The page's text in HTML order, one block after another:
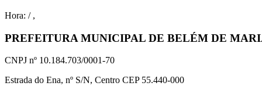
Hora: / ,
PREFEITURA MUNICIPAL DE BELÉM DE
CNPJ nº 10.184.703/0001-70
Estrada do Ena, nº S/N, Centro CEP 55.440-000